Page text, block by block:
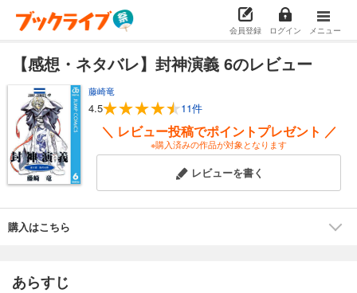
会員登録 ログイン メニュー
【感想・ネタバレ】封神演義 6のレビュー
藤崎竜
4.5 11件
＼ レビュー投稿でポイントプレゼント ／
※購入済みの作品が対象となります
レビューを書く
購入はこちら
あらすじ